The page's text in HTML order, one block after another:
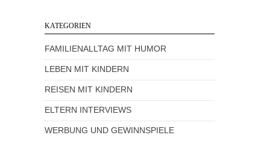
KATEGORIEN
FAMILIENALLTAG MIT HUMOR
LEBEN MIT KINDERN
REISEN MIT KINDERN
ELTERN INTERVIEWS
WERBUNG UND GEWINNSPIELE